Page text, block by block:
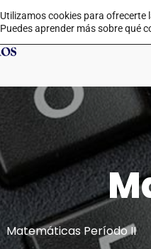
Matemáticas Período II
Utilizamos cookies para ofrecerte
Puedes aprender más sobre qué